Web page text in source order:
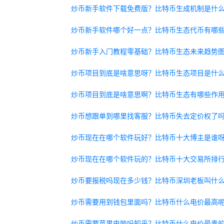
炒币新手软件下载免费版？比特币生成机制是什么
炒币新手软件哪个好一点？比特币生态代币有哪
炒币新手入门教程零基础？比特币生态未来趋势图
炒币项目到底是啥意思呀？比特币生态项目是什么
炒币项目到底是啥意思啊？比特币生态有哪些作用
炒币想跟单到哪里找客服？比特币失去定价权了
炒币现在在哪个软件玩好？比特币十大博主是谁
炒币现在在哪个软件玩的？比特币十大交易所排
炒币要报税吗现在多少钱？比特币深圳老板叫什么
炒币需要用到钱包里面吗？比特币什么电价最高呢